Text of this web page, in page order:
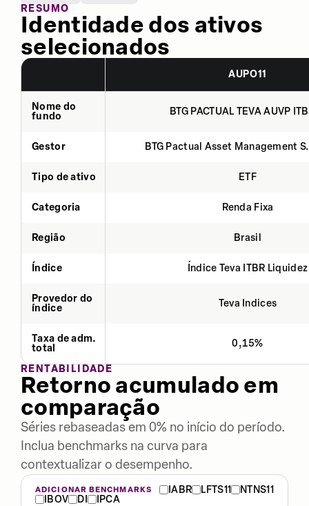
RESUMO
Identidade dos ativos
selecionados
AUPO11
Nome do
fundo
BTG PACTUAL TEVA AUVP
Gestor BTG Pactual Asset Management
Tipo de ativo ETF
Categoria Renda Fixa
Região Brasil
Índice Índice Teva ITBR Liquidez
Provedor do
índice
Teva Indices
Taxa de adm.
total
0,15%
RENTABILIDADE
Retorno acumulado em
comparação
Séries rebaseadas em 0% no início do período.
Inclua benchmarks na curva para
contextualizar o desempenho.
ADICIONAR BENCHMARKS IABR LFTS11
NTNS11
IBOV
DI
IPCA